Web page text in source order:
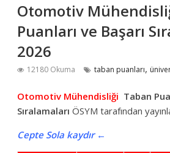
Otomotiv
Puanları ve Başarı
2026
12180 Okuma taban puanları,
Otomotiv Mühendisliği Taban
Sıralamaları ÖSYM tarafından
Cepte Sola kaydır ←